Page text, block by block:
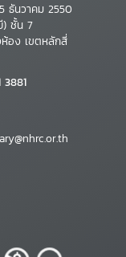
ธันวาคม 2550
) ชั้น 7
อง เขตหลักสี่
3881